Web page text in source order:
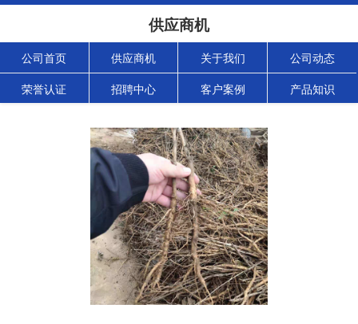
供应商机
公司首页 供应商机 关于我们 公司动态
荣誉认证 招聘中心 客户案例 产品知识